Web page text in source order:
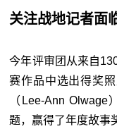
关注战地记者面
今年评审团从来自
赛作品中选出得奖
（Lee-Ann
题，赢得了年度故事